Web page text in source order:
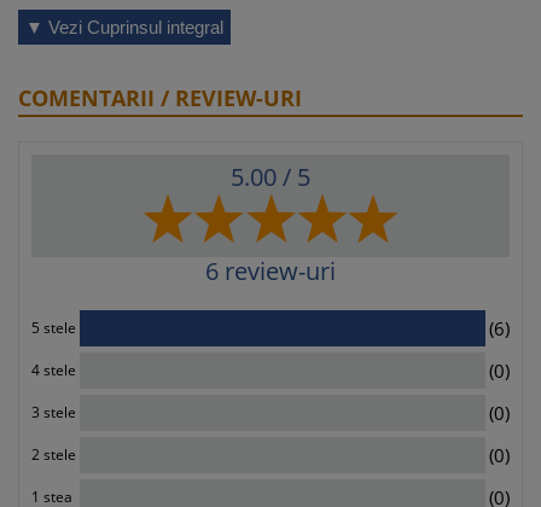
▼ Vezi Cuprinsul integral
COMENTARII / REVIEW-URI
5.00/ 5
6 review-uri
5 stele (6)
4 stele (0)
3 stele (0)
2 stele (0)
1 stea (0)